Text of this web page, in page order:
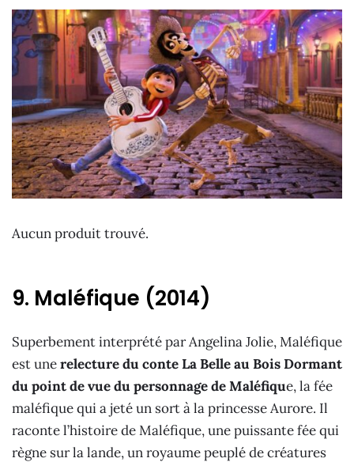
Aucun produit trouvé.
9. Maléfique (2014)
Superbement interprété par Angelina Jolie, Maléfique
est unerelecture du conte La Belle au Bois Dormant
du point de vue du personnage de Maléfique, la fée
maléfique qui a jeté un sort à la princesse Aurore. Il
raconte l’histoire de Maléfique, une puissante fée qui
règne sur la lande, un royaume peuplé de créatures